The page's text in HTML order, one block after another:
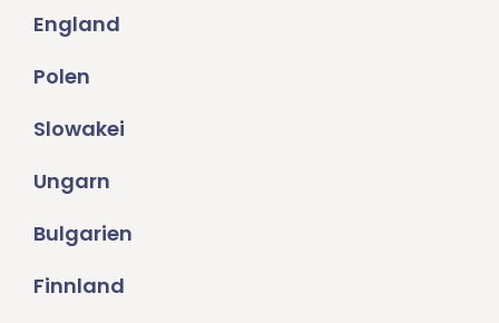
England
Polen
Slowakei
Ungarn
Bulgarien
Finnland